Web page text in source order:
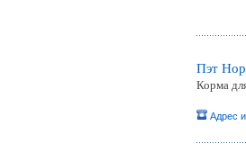
Пэт
Корма
Адрес